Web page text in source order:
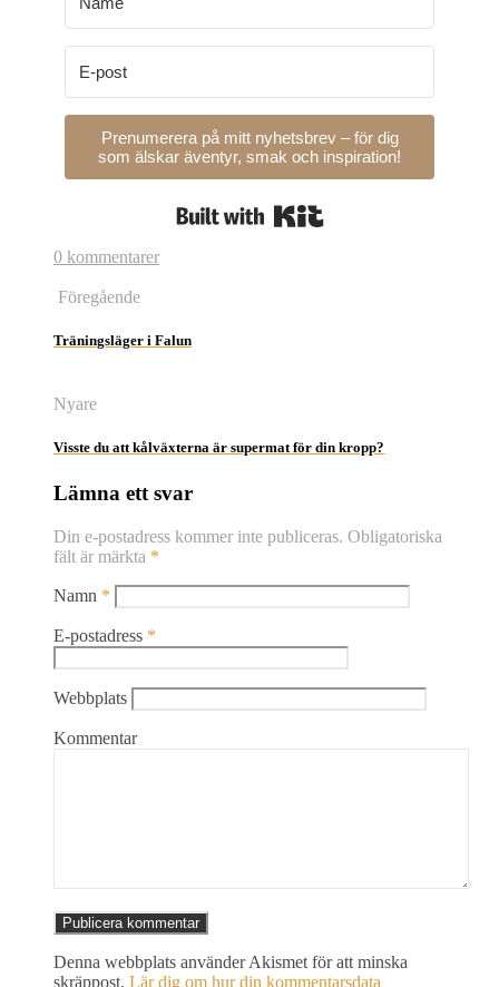
Prenumerera på mitt nyhetsbrev – för dig
som älskar äventyr, smak och inspiration!
0 kommentarer
Föregående
Träningsläger i Falun
Nyare
Visste du att kålväxterna är supermat för din kropp?
Lämna ett svar
Din e-postadress kommer inte publiceras. Obligatoriska
fält är märkta *
Namn *
E-postadress *
Webbplats
Kommentar
Denna webbplats använder Akismet för att minska
skräppost. Lär dig om hur din kommentarsdata